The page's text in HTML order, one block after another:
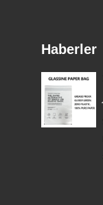
Haberler